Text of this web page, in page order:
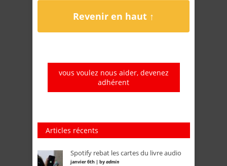
Revenir en haut ↑
vous voulez nous aider, devenez
adhérent
Articles récents
Spotify rebat les cartes du livre audio
janvier 6th | byadmin